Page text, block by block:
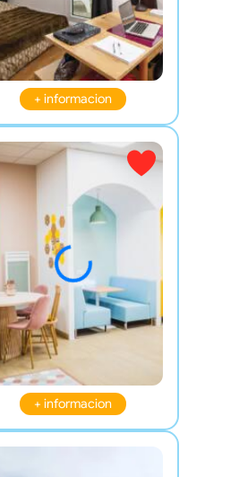
+ informacion
+ informacion